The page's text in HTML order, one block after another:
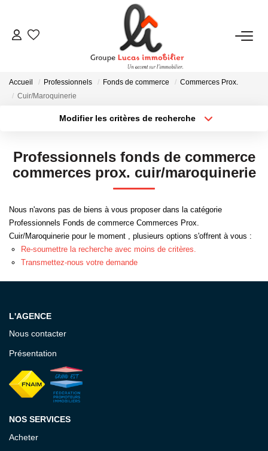
NOUS CONTACTER
NEUF
NOS RÉALISATIONS
Accueil Professionnels Fonds de commerce
Commerces Prox.
Cuir/Maroquinerie
Modifier les critères de recherche
Type de bien
Surface min
Créer une alerte
Professionnels fonds de commerce
commerces prox. cuir/maroquinerie
Nous n'avons pas de biens à vous proposer dans la catégorie
Professionnels Fonds de commerce Commerces Prox.
Cuir/Maroquinerie pour le moment , plusieurs options s'offrent à vous :
Re-soumettre la recherche avec moins de critères.
Transmettez-nous votre demande
L'AGENCE
Nous contacter
Présentation
NOS SERVICES
Acheter